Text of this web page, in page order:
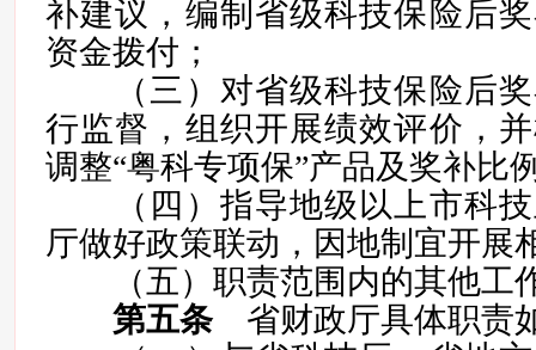
补建议，编制省级科技保险后
资金拨付；
（三）对省级科技保险后奖
行监督，组织开展绩效评价，
调整“粤科专项保”产品及奖补比
（四）指导地级以上市科技
厅做好政策联动，因地制宜开展
（五）职责范围内的其他工
第五条省财政厅具体职责